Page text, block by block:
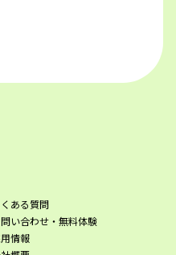
ある質問
い合わせ・無料体験
情報